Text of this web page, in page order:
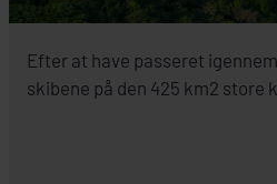
Efter at have passeret
skibene på den 425 km2 store